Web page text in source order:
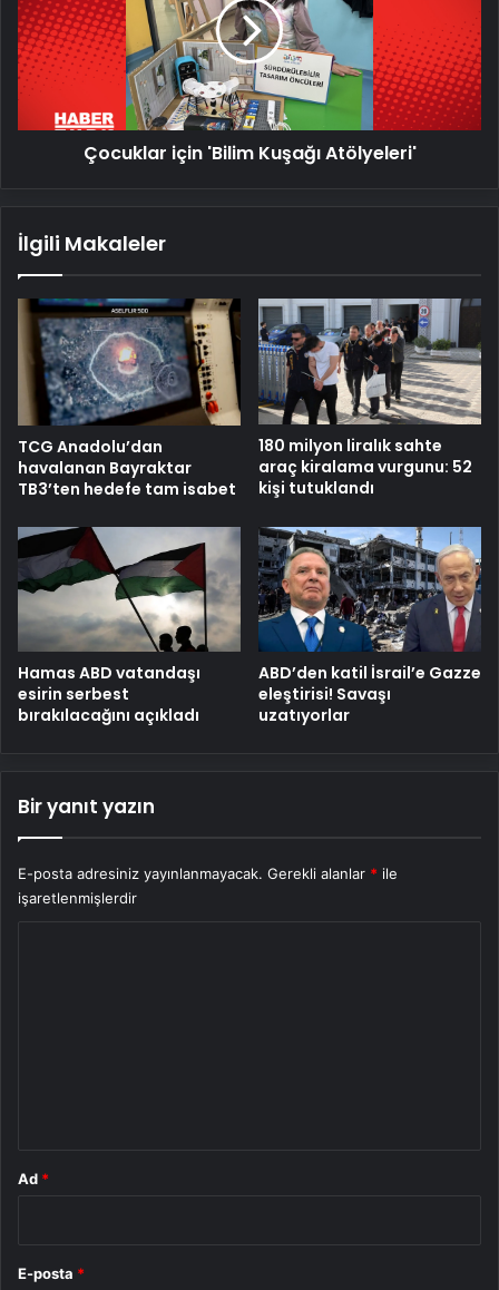
Kuşağı
Atölyeleri'
Çocuklar için 'Bilim Kuşağı Atölyeleri'
İlgili Makaleler
TCG Anadolu’dan
havalanan Bayraktar
TB3’ten hedefe tam isabet
180 milyon liralık sahte
araç kiralama vurgunu: 52
kişi tutuklandı
Hamas ABD vatandaşı
esirin serbest
bırakılacağını açıkladı
ABD’den katil İsrail’e Gazze
eleştirisi! Savaşı
uzatıyorlar
Bir yanıt yazın
E-posta adresiniz yayınlanmayacak. Gerekli alanlar * ile
işaretlenmişlerdir
Ad *
E-posta *